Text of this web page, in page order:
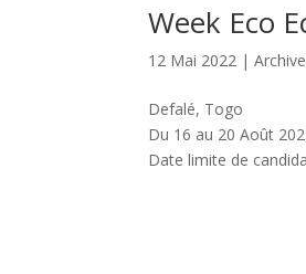
Week Eco
12 Mai 2022 |
Defalé, Togo
Du 16 au 20 Août
Date limite de